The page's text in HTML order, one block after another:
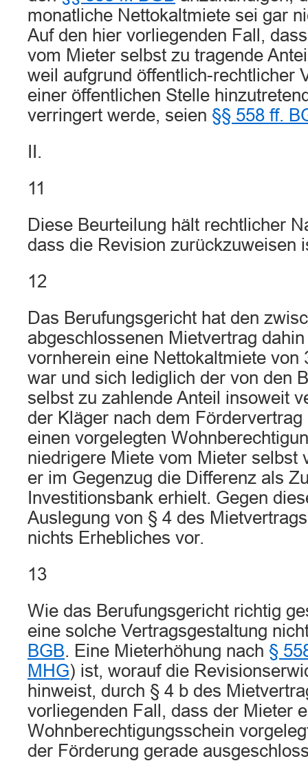
monatliche Nettokaltmiete sei gar
Auf den hier vorliegenden Fall,
vom Mieter selbst zu tragende
weil aufgrund öffentlich-rechtlicher
einer öffentlichen Stelle
verringert werde, seien §§ 558 ff.
II.
11
Diese Beurteilung hält rechtlicher
dass die Revision zurückzuweisen
12
Das Berufungsgericht hat den
abgeschlossenen Mietvertrag
vornherein eine Nettokaltmiete von
war und sich lediglich der von den
selbst zu zahlende Anteil insoweit
der Kläger nach dem
einen vorgelegten
niedrigere Miete vom Mieter selbst
er im Gegenzug die Differenz als
Investitionsbank erhielt. Gegen
Auslegung von § 4 des
nichts Erhebliches vor.
13
Wie das Berufungsgericht richtig
eine solche Vertragsgestaltung
BGB. Eine Mieterhöhung nach §
MHG) ist, worauf die
hinweist, durch § 4 b des
vorliegenden Fall, dass der Mieter
Wohnberechtigungsschein
der Förderung gerade